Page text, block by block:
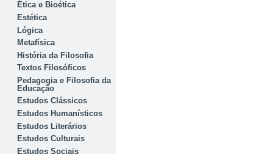
Ética e Bioética
Estética
Lógica
Metafísica
História da Filosofia
Textos Filosóficos
Pedagogia e Filosofia da
Educação
Estudos Clássicos
Estudos Humanísticos
Estudos Literários
Estudos Culturais
Estudos Sociais